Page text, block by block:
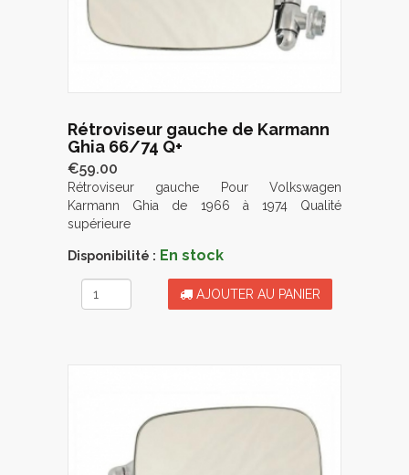
Rétroviseur gauche de Karmann
Ghia 66/74 Q+
€59.00
Rétroviseur gauche Pour Volkswagen
Karmann Ghia de 1966 à 1974 Qualité
supérieure
Disponibilité : En stock
AJOUTER AU PANIER